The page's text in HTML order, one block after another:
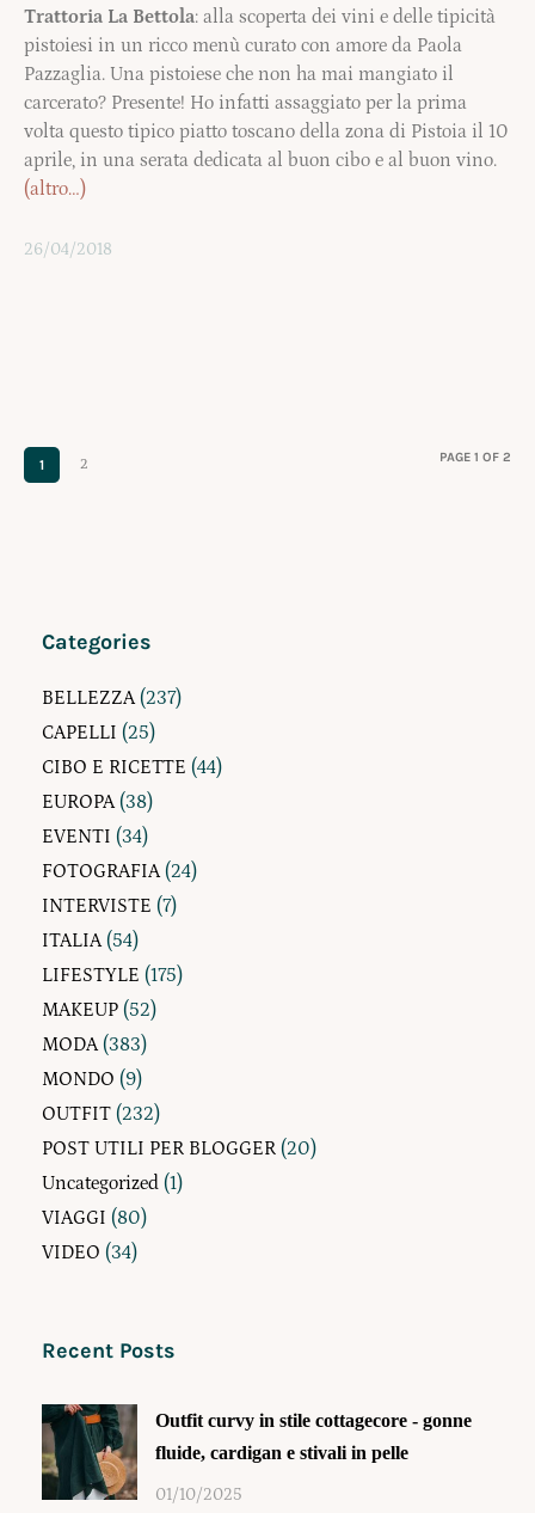
Trattoria La Bettola: alla scoperta dei vini e delle tipicità
pistoiesi in un ricco menù curato con amore da Paola
Pazzaglia. Una pistoiese che non ha mai mangiato il
carcerato? Presente! Ho infatti assaggiato per la prima
volta questo tipico piatto toscano della zona di Pistoia il 10
aprile, in una serata dedicata al buon cibo e al buon vino.
(altro…)
26/04/2018
1 2 PAGE 1 OF 2
Categories
BELLEZZA(237)
CAPELLI (25)
CIBO E RICETTE (44)
EUROPA(38)
EVENTI (34)
FOTOGRAFIA(24)
INTERVISTE (7)
ITALIA(54)
LIFESTYLE (175)
MAKEUP (52)
MODA(383)
MONDO (9)
OUTFIT (232)
POST UTILI PER BLOGGER (20)
Uncategorized (1)
VIAGGI (80)
VIDEO (34)
Recent Posts
Outfit curvy in stile cottagecore - gonne
fluide, cardigan e stivali in pelle
01/10/2025